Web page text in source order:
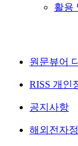
활용
원문뷰어
RISS 개인
공지사항
해외전자